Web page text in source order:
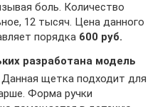
боль. Количество
12 тысяч. Цена данного
порядка 600 руб.
разработана модель
Данная щетка подходит для
Форма ручки